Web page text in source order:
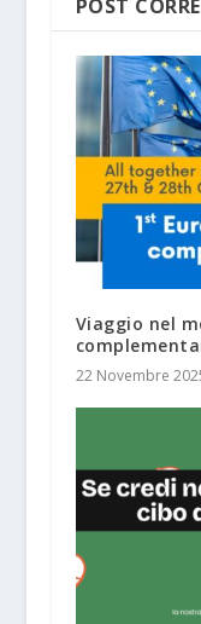
POST
Viaggio nel
22 Novembre